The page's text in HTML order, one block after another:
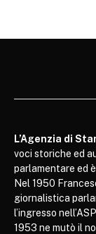
L’Agenzia di
voci storiche ed
parlamentare ed
Nel 1950
giornalistica
l’ingresso
1953 ne mutò il